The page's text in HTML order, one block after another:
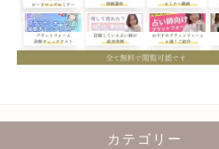
カテゴリー